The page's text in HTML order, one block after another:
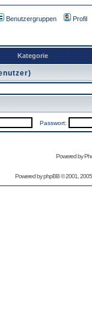
Benutzergruppen Profil
Kategorie
Passwort:
Powered by
Powered byphpBB© 2001,